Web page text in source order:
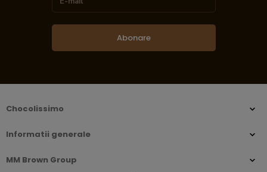
Abonare
Chocolissimo
Informatii generale
MM Brown Group